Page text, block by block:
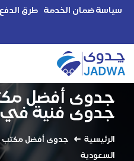
سياسة ضمان الخدمة طرق الدفع
جدوى أفضل
جدوى فنية في
الرئيسية
جدوى أفضل مكتب
السعودية